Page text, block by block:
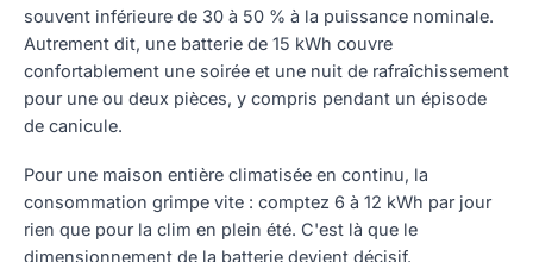
souvent inférieure de 30 à 50 % à la puissance nominale.
Autrement dit, une batterie de 15 kWh couvre
confortablement une soirée et une nuit de rafraîchissement
pour une ou deux pièces, y compris pendant un épisode
de canicule.
Pour une maison entière climatisée en continu, la
consommation grimpe vite : comptez 6 à 12 kWh par jour
rien que pour la clim en plein été. C'est là que le
dimensionnement de la batterie devient décisif.